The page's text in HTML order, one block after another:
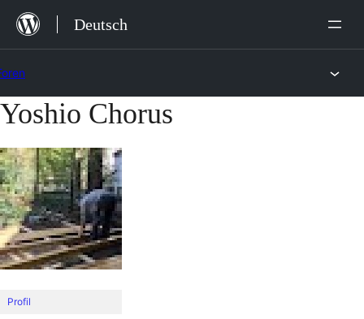
Zum
Inhalt
Deutsch
Zum
springen
Yoshio Chorus
Profil